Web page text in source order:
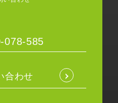
078-585
合わせ